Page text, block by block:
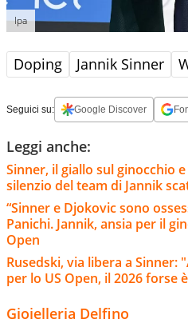
Ipa
Doping Jannik Sinner
Seguici su: Google Discover
Leggi anche:
Sinner, il giallo sul ginocchio
silenzio del team di Jannik
“Sinner e Djokovic sono
Panichi. Jannik, ansia per il
Open
Rusedski, via libera a Sinner:
per lo US Open, il 2026 forse
Gioielleria Delfino